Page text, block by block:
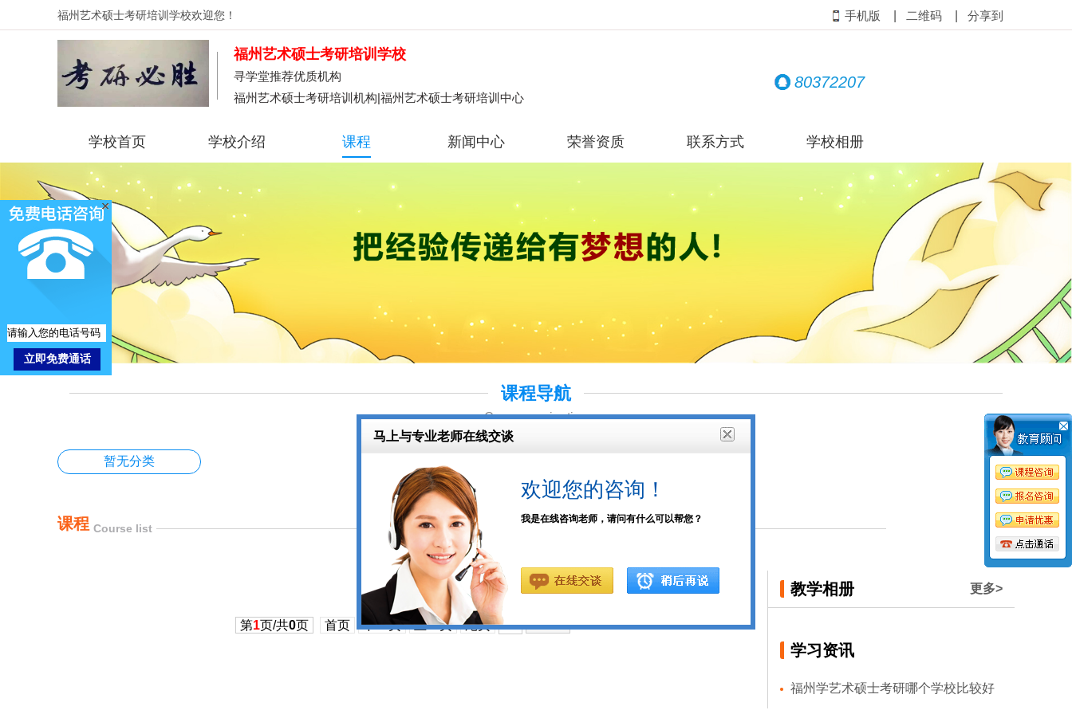
福州艺术硕士考研培训学校欢迎您！ 手机版 二维码 分享到
福州艺术硕士考研培训学校
寻学堂推荐优质机构
福州艺术硕士考研培训机构|福州艺术硕士考研培训中心
80372207
学校首页 学校介绍 课程 新闻中心 荣誉资质 联系方式 学校相册
课程导航
Course navigation
暂无分类
课程 Course list
第1页/共0页 首页 下一页 上一页 尾页
教学相册 更多>
学习资讯
福州学艺术硕士考研哪个学校比较好